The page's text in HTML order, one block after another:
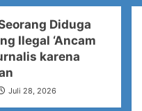
Diduga
Ilegal ‘Ancam
karena
Juli 28, 2026